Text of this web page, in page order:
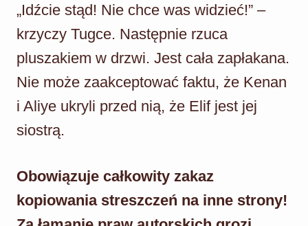
„Idźcie stąd! Nie chce was widzieć!” –
krzyczy Tugce. Następnie rzuca
pluszakiem w drzwi. Jest cała zapłakana.
Nie może zaakceptować faktu, że Kenan
i Aliye ukryli przed nią, że Elif jest jej
siostrą.
Obowiązuje całkowity zakaz
kopiowania streszczeń na inne strony!